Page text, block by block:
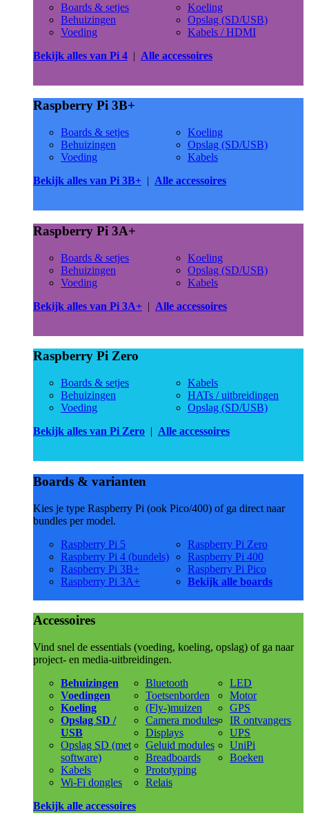
Boards & setjes
Behuizingen
Voeding
Koeling
Opslag (SD/USB)
Kabels / HDMI
Bekijk alles van Pi 4 | Alle accessoires
Raspberry Pi 3B+
Boards & setjes
Behuizingen
Voeding
Koeling
Opslag (SD/USB)
Kabels
Bekijk alles van Pi 3B+ | Alle accessoires
Raspberry Pi 3A+
Boards & setjes
Behuizingen
Voeding
Koeling
Opslag (SD/USB)
Kabels
Bekijk alles van Pi 3A+ | Alle accessoires
Raspberry Pi Zero
Boards & setjes
Behuizingen
Voeding
Kabels
HATs / uitbreidingen
Opslag (SD/USB)
Bekijk alles van Pi Zero | Alle accessoires
Boards & varianten
Kies je type Raspberry Pi (ook Pico/400) of ga direct naar
bundles per model.
Raspberry Pi 5
Raspberry Pi 4 (bundels)
Raspberry Pi 3B+
Raspberry Pi 3A+
Raspberry Pi Zero
Raspberry Pi 400
Raspberry Pi Pico
Bekijk alle boards
Accessoires
Vind snel de essentials (voeding, koeling, opslag) of ga naar
project- en media-uitbreidingen.
Behuizingen
Voedingen
Koeling
Opslag SD /
USB
Opslag SD (met
software)
Kabels
Wi-Fi dongles
Bluetooth
Toetsenborden
(Fly-)muizen
Camera modules
Displays
Geluid modules
Breadboards
Prototyping
Relais
LED
Motor
GPS
IR ontvangers
UPS
UniPi
Boeken
Bekijk alle accessoires